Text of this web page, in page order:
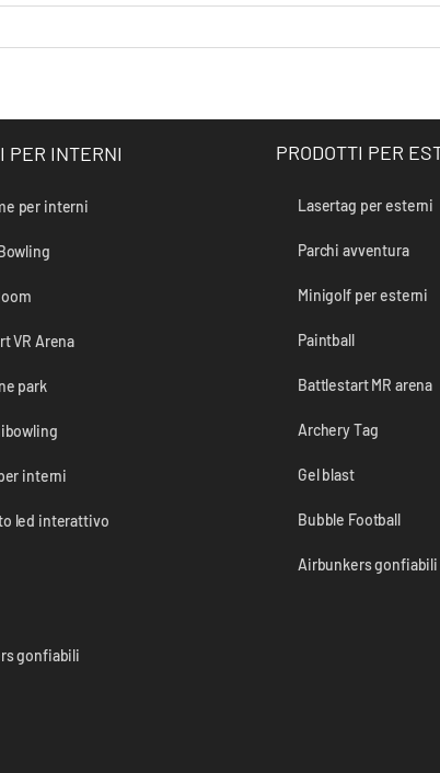
Come scegliere un locale per sala feste o sala
PER INTERNI
per interni
VR Arena
park
interni
led interattivo
gonfiabili
PRODOTTI PER
Lasertag per esterni
Parchi avventura
Minigolf per esterni
Paintball
Battlestart MR arena
Archery Tag
Gel blast
Bubble Football
Airbunkers gonfiabili